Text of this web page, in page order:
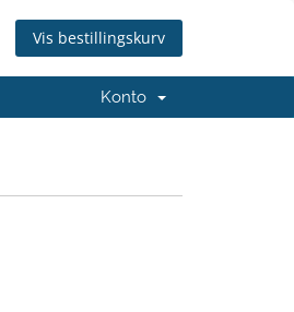
Vis bestillingskurv
Konto